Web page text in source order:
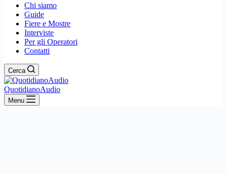
Chi siamo
Guide
Fiere e Mostre
Interviste
Per gli Operatori
Contatti
Cerca
QuotidianoAudio
Menu